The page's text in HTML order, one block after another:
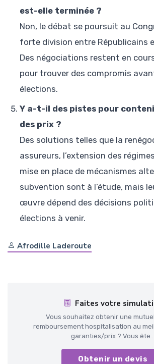
est-elle terminée ?
Non, le débat se poursuit au
forte division entre Républicains
Des négociations restent en
pour trouver des compromis
élections.
Y a-t-il des pistes pour
des prix ?
Des solutions telles que la
assureurs, l’extension des
mise en place de mécanismes
subvention sont à l’étude, mais
œuvre dépend des décisions
élections à venir.
Afrodille Laderoute
Faites votre
Vous souhaitez obtenir une
remboursement hospitalisation au
garanties/prix ? Vous ête...
Obtenir un devis